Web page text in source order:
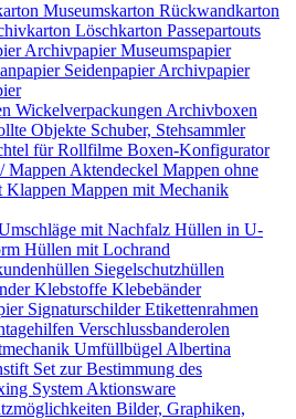
Museumskarton Rückwandkarton
Löschkarton Passepartouts
ArchivpapierMuseumspapier
SeidenpapierArchivpapier
Wickelverpackungen Archivboxen
Objekte Schuber, Stehsammler
für Rollfilme Boxen-Konfigurator
Mappen Aktendeckel Mappen ohne
Klappen Mappen mit Mechanik
mit Nachfalz Hüllen in U-
Hüllen mit Lochrand
Siegelschutzhüllen
Klebstoffe Klebebänder
SignaturschilderEtikettenrahmen
Verschlussbanderolen
Umfüllbügel Albertina
Set zur Bestimmung des
System Aktionsware
Bilder, Graphiken,